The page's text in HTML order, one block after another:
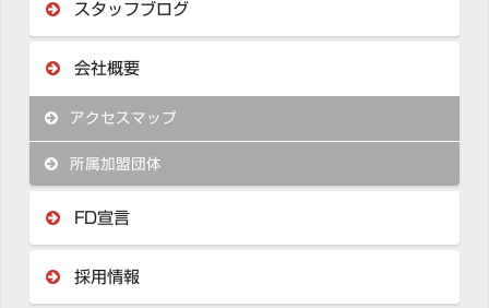
スタッフブログ
会社概要
アクセスマップ
所属加盟団体
FD宣言
採用情報